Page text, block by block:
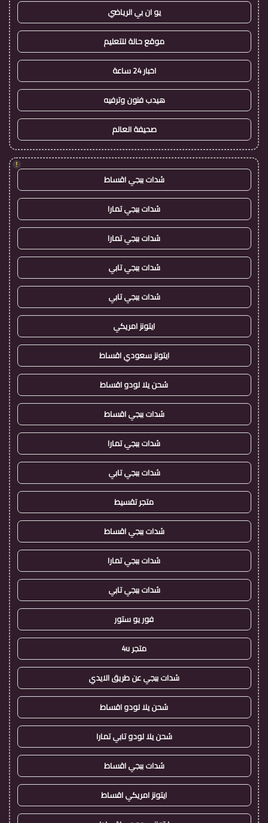
يو ان بي الرياضي
موقع حالة للتعليم
اخبار 24 ساعة
هيدب فنون وترفيه
صحيفة العالم
!
شدات ببجي اقساط
شدات ببجي تمارا
شدات ببجي تمارا
شدات ببجي تابي
شدات ببجي تابي
ايتونز امريكي
ايتونز سعودي اقساط
شحن يلا لودو اقساط
شدات ببجي اقساط
شدات ببجي تمارا
شدات ببجي تابي
متجر تقسيط
شدات ببجي اقساط
شدات ببجي تمارا
شدات ببجي تابي
فور يو ستور
متجر 4u
شدات ببجي عن طريق الايدي
شحن يلا لودو اقساط
شحن يلا لودو تابي تمارا
شدات ببجي اقساط
ايتونز امريكي اقساط